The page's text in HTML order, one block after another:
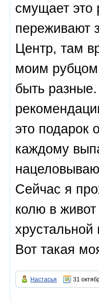
смущает это
переживают
Центр, там
моим
быть
это подарок
каждому
Сейчас я
колю в
Вот такая
Настасья 31